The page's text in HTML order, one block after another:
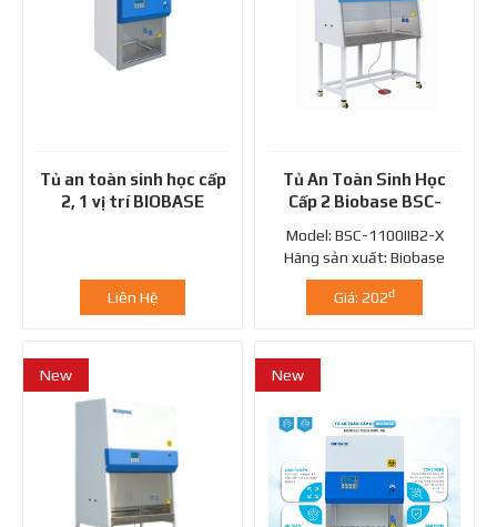
Tủ an toàn sinh học cấp
2, 1 vị trí BIOBASE
Liên Hệ
Tủ An Toàn Sinh Học
Cấp 2 Biobase BSC-
Model: BSC-1100IIB2-X
Hãng sản xuất: Biobase
Xuất xứ: Trung...
Giá: 202đ
New New